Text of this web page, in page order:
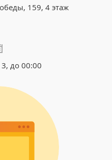
159, 4 этаж
до 00:00